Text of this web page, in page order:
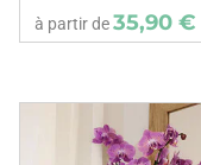
à partir de35,90 €